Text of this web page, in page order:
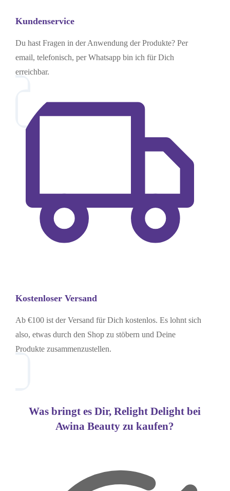
Kundenservice
Du hast Fragen in der Anwendung der Produkte? Per
email, telefonisch, per Whatsapp bin ich für Dich
erreichbar.
Kostenloser Versand
Ab €100 ist der Versand für Dich kostenlos. Es lohnt sich
also, etwas durch den Shop zu stöbern und Deine
Produkte zusammenzustellen.
Was bringt es Dir, Relight Delight bei
Awina Beauty zu kaufen?